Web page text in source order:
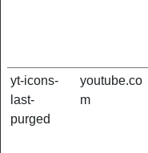
yt-icons-
last-
purged
youtube.co
m